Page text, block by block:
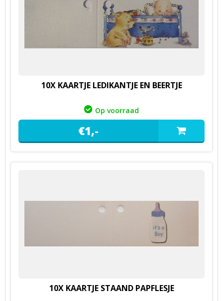
10X KAARTJE LEDIKANTJE EN BEERTJE
Op voorraad
€1,-
10X KAARTJE STAAND PAPFLESJE